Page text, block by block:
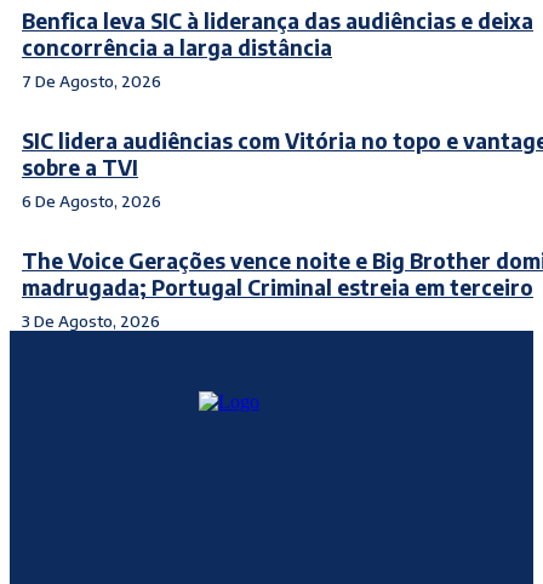
Benfica leva SIC à liderança das audiências e deixa
concorrência a larga distância
7 De Agosto, 2026
SIC lidera audiências com Vitória no topo e
sobre a TVI
6 De Agosto, 2026
The Voice Gerações vence noite e Big Brother
madrugada; Portugal Criminal estreia em terceiro
3 De Agosto, 2026